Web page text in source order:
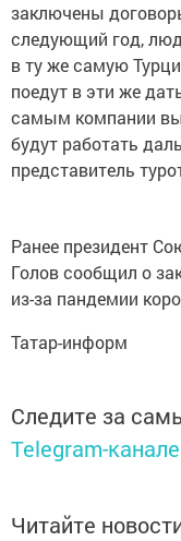
заключены
следующий год,
в ту же самую
поедут в эти же
самым компании
будут работать
представитель
Ранее президент
Голов сообщил о
из-за пандемии
Татар-информ
Следите за
Telegram-канале
Читайте